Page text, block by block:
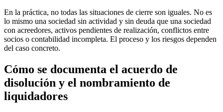
En la práctica, no todas las situaciones de cierre son iguales. No es
lo mismo una sociedad sin actividad y sin deuda que una sociedad
con acreedores, activos pendientes de realización, conflictos entre
socios o contabilidad incompleta. El proceso y los riesgos dependen
del caso concreto.
Cómo se documenta el acuerdo de
disolución y el nombramiento de
liquidadores